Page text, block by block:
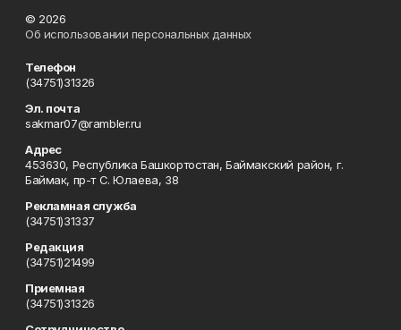
© 2026
Об использовании персональных данных
Телефон
(34751)31326
Эл. почта
sakmar07@rambler.ru
Адрес
453630, Республика Башкортостан, Баймакский район, г.
Баймак, пр-т С. Юлаева, 38
Рекламная служба
(34751)31337
Редакция
(34751)21499
Приемная
(34751)31326